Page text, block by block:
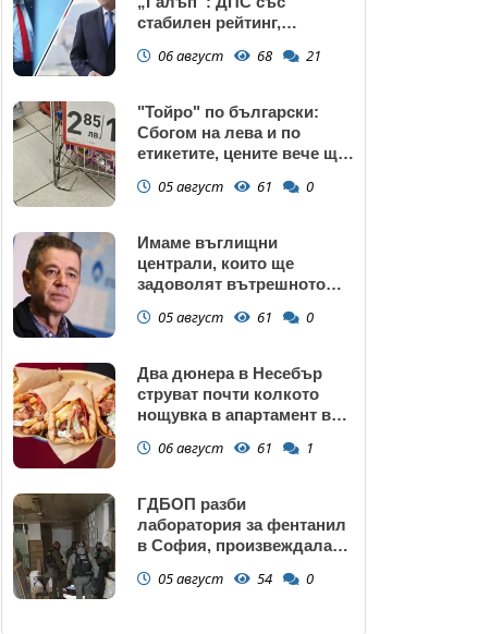
стабилен рейтинг,
запазва
06 август 68 21
"Тойро" по български:
Сбогом на лева и по
етикетите, цените вече ще
05 август 61 0
Имаме въглищни
централи, които ще
задоволят вътрешното
05 август 61 0
Два дюнера в Несебър
струват почти колкото
нощувка в апартамент в
06 август 61 1
ГДБОП разби
лаборатория за фентанил
в София, произвеждала
(снимки)
05 август 54 0